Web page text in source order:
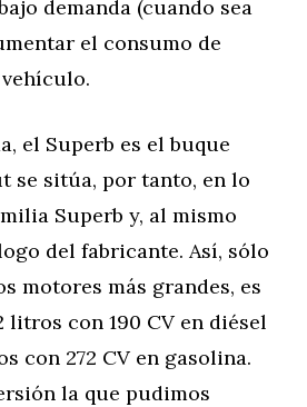
demanda (cuando sea
el consumo de
el Superb es el buque
se sitúa, por tanto, en lo
Superb y, al mismo
del fabricante. Así, sólo
motores más grandes, es
litros con 190 CV en diésel
con 272 CV en gasolina.
la que pudimos